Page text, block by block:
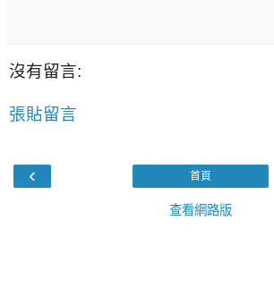
沒有留言:
張貼留言
‹ 首頁
查看網路版